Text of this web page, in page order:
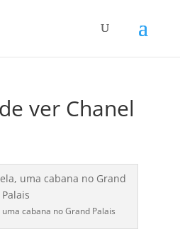
ver Chanel
cabana no Grand Palais